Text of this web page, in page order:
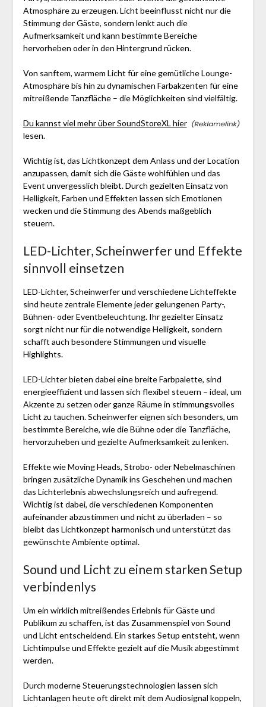
Atmosphäre zu erzeugen. Licht beeinflusst nicht nur die
Stimmung der Gäste, sondern lenkt auch die
Aufmerksamkeit und kann bestimmte Bereiche
hervorheben oder in den Hintergrund rücken.
Von sanftem, warmem Licht für eine gemütliche Lounge-
Atmosphäre bis hin zu dynamischen Farbakzenten für eine
mitreißende Tanzfläche – die Möglichkeiten sind vielfältig.
Du kannst viel mehr über SoundStoreXL hier
lesen.
Wichtig ist, das Lichtkonzept dem Anlass und der Location
anzupassen, damit sich die Gäste wohlfühlen und das
Event unvergesslich bleibt. Durch gezielten Einsatz von
Helligkeit, Farben und Effekten lassen sich Emotionen
wecken und die Stimmung des Abends maßgeblich
steuern.
LED-Lichter, Scheinwerfer und Effekte
sinnvoll einsetzen
LED-Lichter, Scheinwerfer und verschiedene Lichteffekte
sind heute zentrale Elemente jeder gelungenen Party-,
Bühnen- oder Eventbeleuchtung. Ihr gezielter Einsatz
sorgt nicht nur für die notwendige Helligkeit, sondern
schafft auch besondere Stimmungen und visuelle
Highlights.
LED-Lichter bieten dabei eine breite Farbpalette, sind
energieeffizient und lassen sich flexibel steuern – ideal, um
Akzente zu setzen oder ganze Räume in stimmungsvolles
Licht zu tauchen. Scheinwerfer eignen sich besonders, um
bestimmte Bereiche, wie die Bühne oder die Tanzfläche,
hervorzuheben und gezielte Aufmerksamkeit zu lenken.
Effekte wie Moving Heads, Strobo- oder Nebelmaschinen
bringen zusätzliche Dynamik ins Geschehen und machen
das Lichterlebnis abwechslungsreich und aufregend.
Wichtig ist dabei, die verschiedenen Komponenten
aufeinander abzustimmen und nicht zu überladen – so
bleibt das Lichtkonzept harmonisch und unterstützt das
gewünschte Ambiente optimal.
Sound und Licht zu einem starken Setup
verbindenlys
Um ein wirklich mitreißendes Erlebnis für Gäste und
Publikum zu schaffen, ist das Zusammenspiel von Sound
und Licht entscheidend. Ein starkes Setup entsteht, wenn
Lichtimpulse und Effekte gezielt auf die Musik abgestimmt
werden.
Durch moderne Steuerungstechnologien lassen sich
Lichtanlagen heute oft direkt mit dem Audiosignal koppeln,